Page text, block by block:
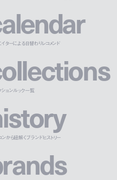
alendar
イターによる日替わりレコメンド
ollections
ションルック一覧
istory
ンから紐解くブランドヒストリー
rands